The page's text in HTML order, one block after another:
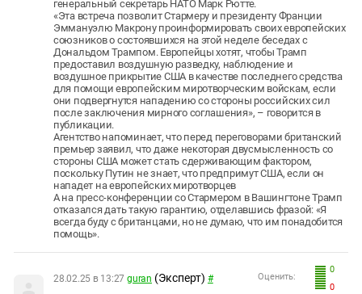
генеральный секретарь НАТО Марк Рютте.
«Эта встреча позволит Стармеру и президенту Франции
Эммануэлю Макрону проинформировать своих европейских
союзников о состоявшихся на этой неделе беседах с
Дональдом Трампом. Европейцы хотят, чтобы Трамп
предоставил воздушную разведку, наблюдение и
воздушное прикрытие США в качестве последнего средства
для помощи европейским миротворческим войскам, если
они подвергнутся нападению со стороны российских сил
после заключения мирного соглашения», – говорится в
публикации.
Агентство напоминает, что перед переговорами британский
премьер заявил, что даже некоторая двусмысленность со
стороны США может стать сдерживающим фактором,
поскольку Путин не знает, что предпримут США, если он
нападет на европейских миротворцев
А на пресс-конференции со Стармером в Вашингтоне Трамп
отказался дать такую гарантию, отделавшись фразой: «Я
всегда буду с британцами, но не думаю, что им понадобится
помощь».
0
0
Оценить:
28.02.25 в 13:27 guran (Эксперт) #